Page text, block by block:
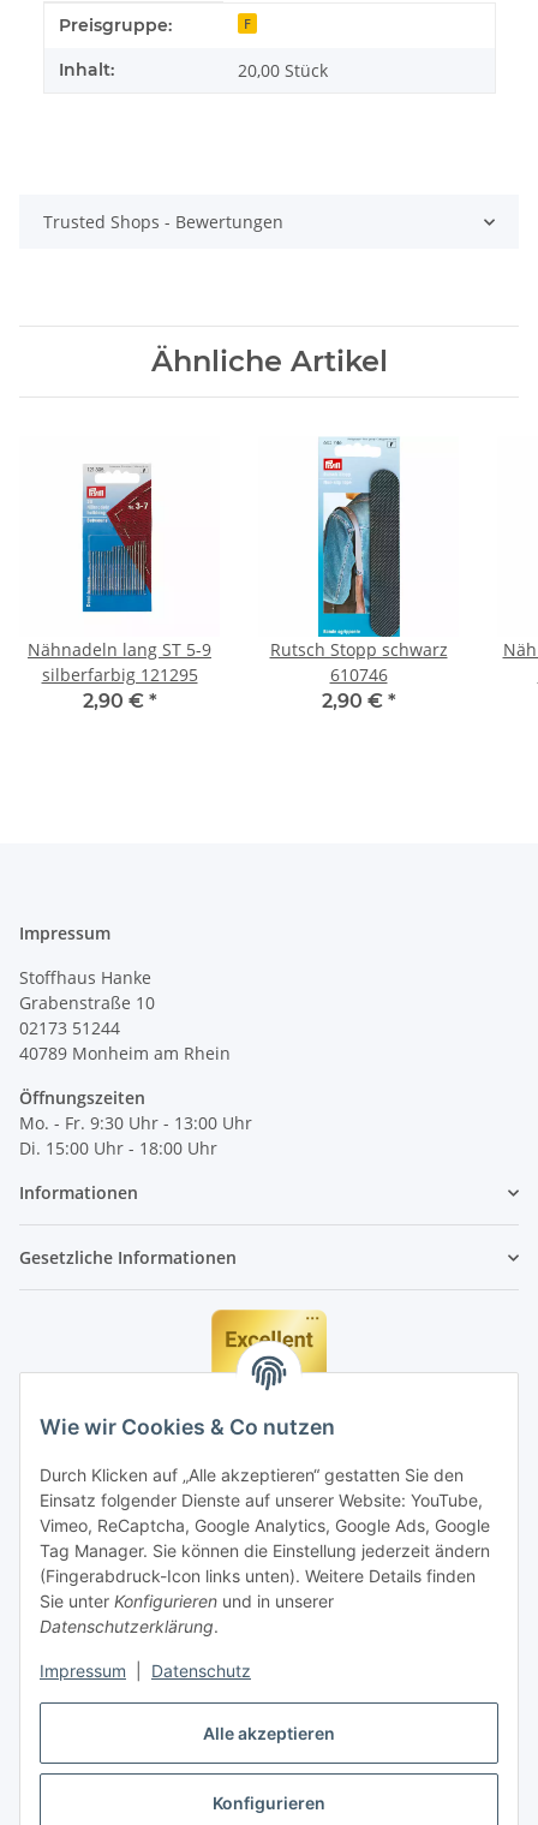
Alle akzeptieren
Konfigurieren
Wie wir Cookies & Co nutzen
Durch Klicken auf „Alle akzeptieren“ gestatten Sie den
Einsatz folgender Dienste auf unserer Website: YouTube,
Vimeo, ReCaptcha, Google Analytics, Google Ads, Google
Tag Manager. Sie können die Einstellung jederzeit ändern
(Fingerabdruck-Icon links unten). Weitere Details finden
Sie unter Konfigurieren und in unserer
Datenschutzerklärung.
Impressum Datenschutz
Produkteigenschaft
Wert
Preisgruppe: F
Inhalt: 20,00 Stück
Trusted Shops - Bewertungen
Ähnliche Artikel
Nähnadeln lang ST 5-9
silberfarbig 121295
2,90 € *
Rutsch Stopp schwarz
610746
2,90 € *
Impressum
Stoffhaus Hanke
Grabenstraße 10
02173 51244
40789 Monheim am Rhein
Öffnungszeiten
Mo. - Fr. 9:30 Uhr - 13:00 Uhr
Di. 15:00 Uhr - 18:00 Uhr
Informationen
Gesetzliche Informationen